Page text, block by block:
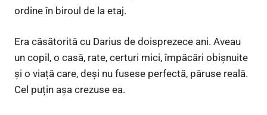
ordine în biroul de la etaj.
Era căsătorită cu Darius de doisprezece ani. Aveau
un copil, o casă, rate, certuri mici, împăcări obișnuite
și o viață care, deși nu fusese perfectă, păruse reală.
Cel puțin așa crezuse ea.